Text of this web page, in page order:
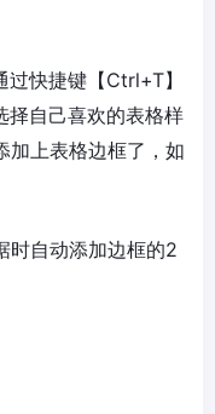
快捷键【Ctrl+T】
自己喜欢的表格样
加上表格边框了，如